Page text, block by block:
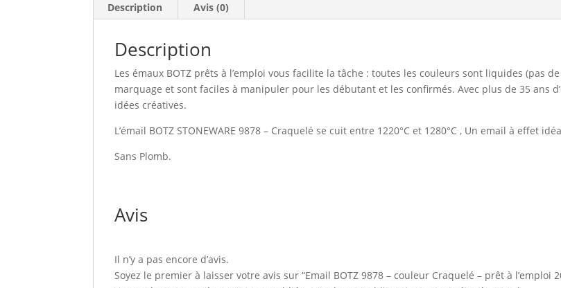
Description Avis (0)
Description
Les émaux BOTZ prêts à l’emploi vous facilite la tâche : toutes les couleurs sont liquides (pas
marquage et sont faciles à manipuler pour les débutant et les confirmés. Avec plus de 35 ans
idées créatives.
L’émail BOTZ STONEWARE 9878 – Craquelé se cuit entre 1220°C et 1280°C , Un email à effet
Sans Plomb.
Avis
Il n’y a pas encore d’avis.
Soyez le premier à laisser votre avis sur “Email BOTZ 9878 – couleur Craquelé – prêt à l’emploi